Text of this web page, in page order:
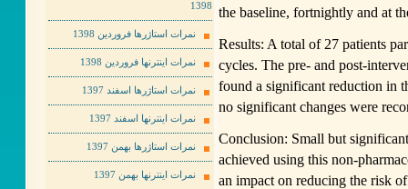
the baseline, fortnightly and at
Results: A total of 27 patients
cycles. The pre- and post-
found a significant reduction in
no significant changes were
Conclusion: Small but
achieved using this non-
an impact on reducing the risk
1398
نمرات استاژرها فروردین 1398
نمرات اینترنها فروردین 1398
نمرات استاژرها اسفند 1397
نمرات اینترنها اسفند 1397
نمرات استاژرها بهمن 1397
نمرات اینترنها بهمن 1397